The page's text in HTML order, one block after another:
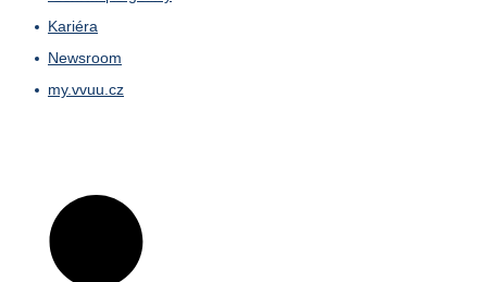
Kariéra
Newsroom
my.vvuu.cz